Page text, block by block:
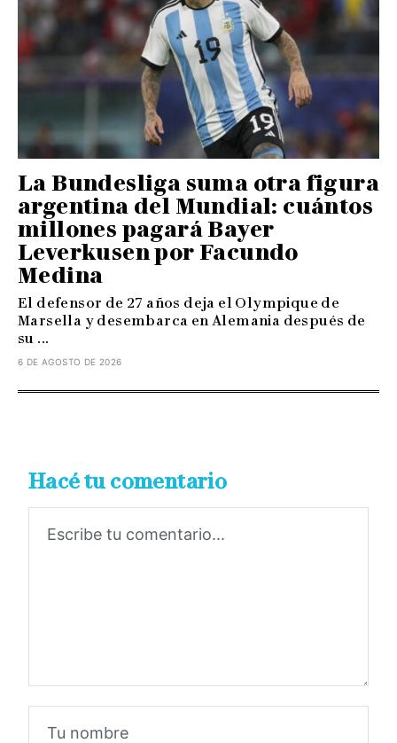
La Bundesliga suma otra figura
argentina del Mundial: cuántos
millones pagará Bayer
Leverkusen por Facundo
Medina
El defensor de 27 años deja el Olympique de
Marsella y desembarca en Alemania después de
su ...
6 DE AGOSTO DE 2026
Hacé tu comentario